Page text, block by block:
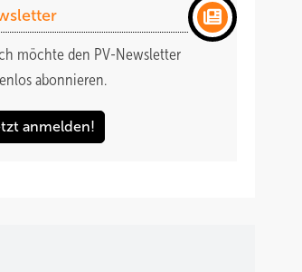
möchte den PV-Newsletter
abonnieren.
anmelden!